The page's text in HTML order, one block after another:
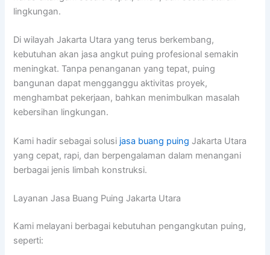
lingkungan.
Di wilayah Jakarta Utara yang terus berkembang,
kebutuhan akan jasa angkut puing profesional semakin
meningkat. Tanpa penanganan yang tepat, puing
bangunan dapat mengganggu aktivitas proyek,
menghambat pekerjaan, bahkan menimbulkan masalah
kebersihan lingkungan.
Kami hadir sebagai solusi jasa buang puing Jakarta Utara
yang cepat, rapi, dan berpengalaman dalam menangani
berbagai jenis limbah konstruksi.
Layanan Jasa Buang Puing Jakarta Utara
Kami melayani berbagai kebutuhan pengangkutan puing,
seperti: